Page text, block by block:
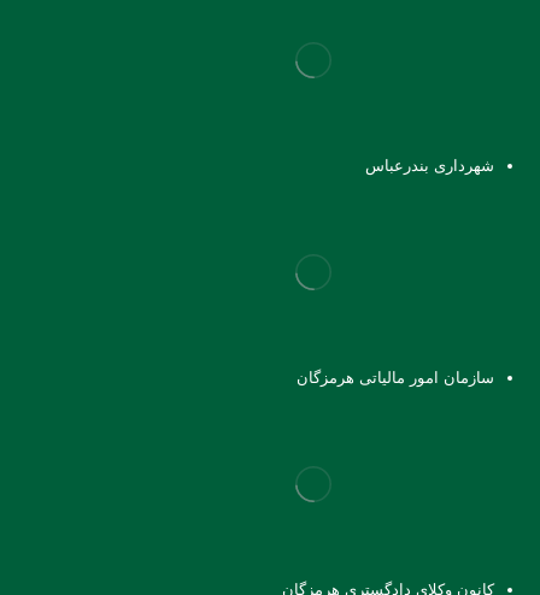
شهرداری بندرعباس
سازمان امور مالیاتی هرمزگان
کانون وکلای دادگستری هرمزگان